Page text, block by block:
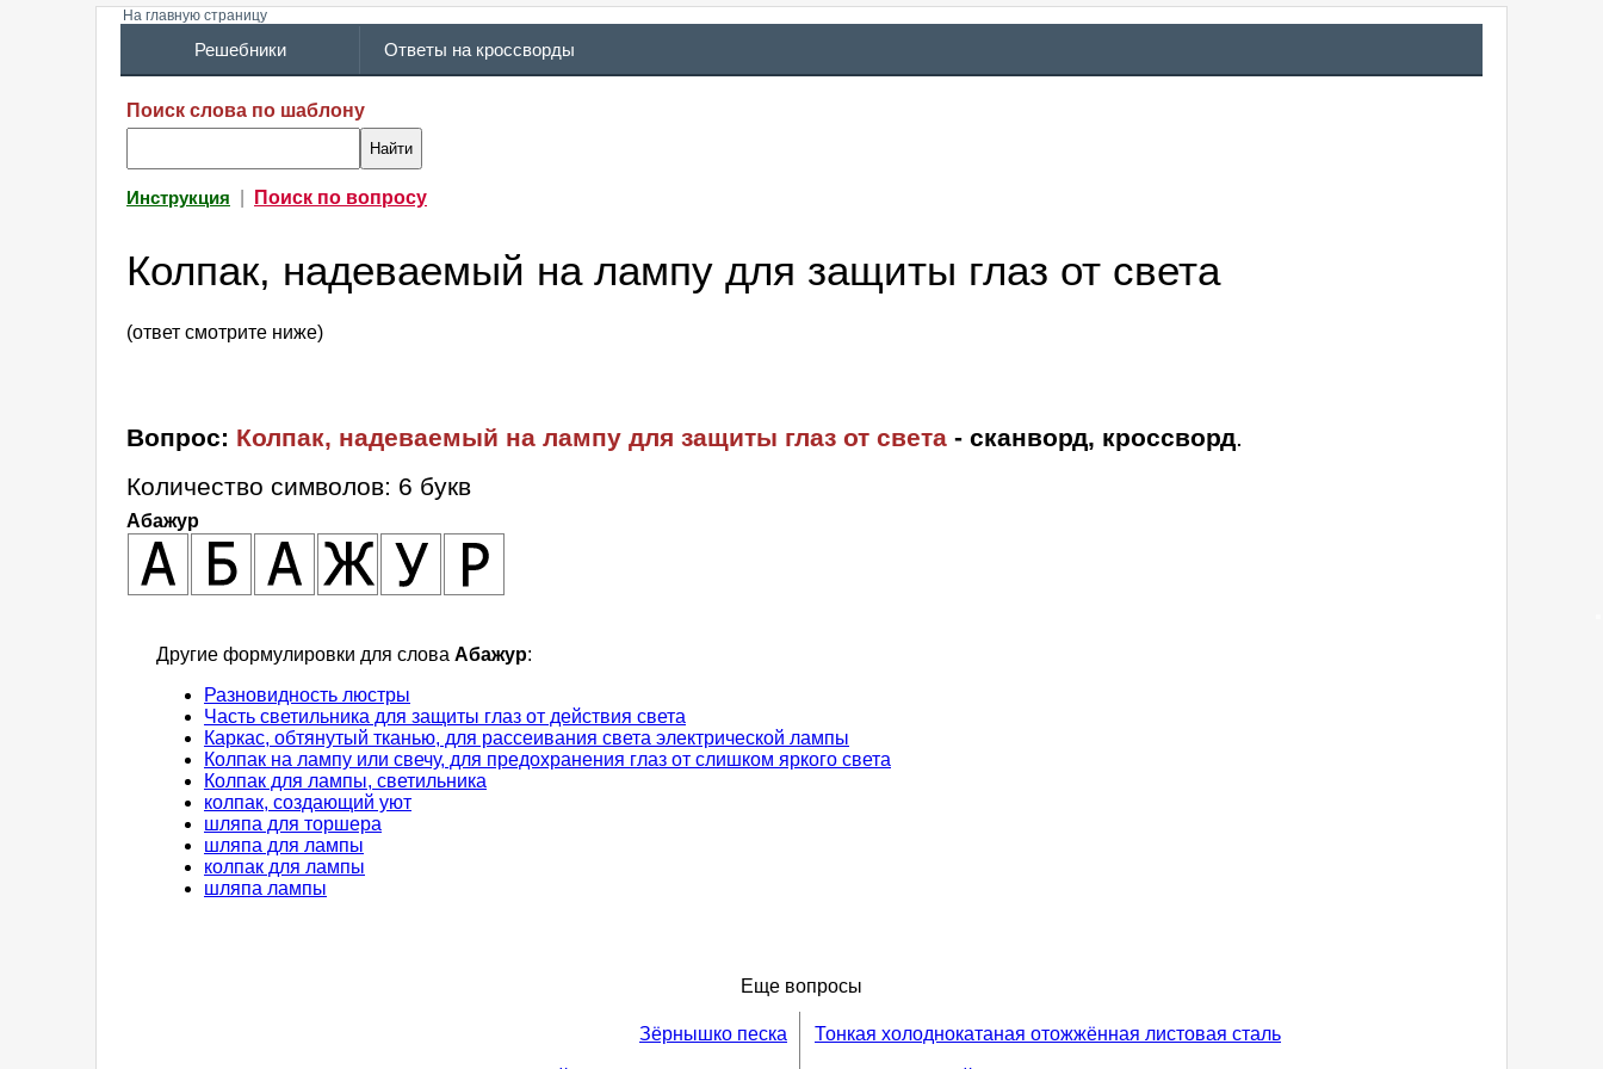
На главную страницу
Решебники Ответы на кроссворды
Поиск слова по шаблону
Инструкция Поиск по вопросу
Колпак, надеваемый на лампу для защиты глаз от света
(ответ смотрите ниже)
Вопрос: Колпак, надеваемый на лампу для защиты глаз от света - сканворд, кроссворд.
Количество символов: 6 букв
Абажур
Другие формулировки для слова Абажур:
Разновидность люстры
Часть светильника для защиты глаз от действия света
Каркас, обтянутый тканью, для рассеивания света электрической лампы
Колпак на лампу или свечу, для предохранения глаз от слишком яркого света
Колпак для лампы, светильника
колпак, создающий уют
шляпа для торшера
шляпа для лампы
колпак для лампы
шляпа лампы
Еще вопросы
Зёрнышко песка Тонкая холоднокатаная отожжённая листовая сталь